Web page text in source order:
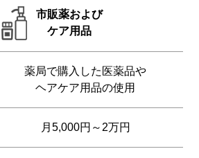
市販薬および
ケア用品
薬局で購入した医薬品や
ヘアケア用品の使用
月5,000円～2万円